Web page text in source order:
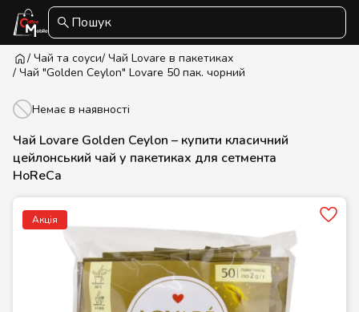
Пошук
/ Чай та соуси/ Чай Lovare в пакетиках
/ Чай "Golden Ceylon" Lovare 50 пак. чорний
Немає в наявності
Чай Lovare Golden Ceylon – купити класичний
цейлонський чай у пакетиках для сетмента
HoReCa
Акція